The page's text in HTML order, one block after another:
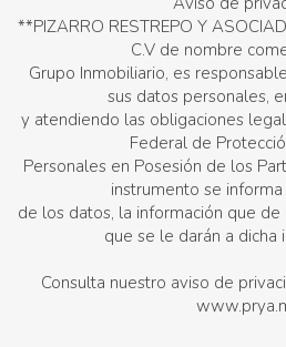
**PIZARRO RESTREPO Y
C.V de nombre
Grupo Inmobiliario, es
sus datos personales,
y atendiendo las obligaciones
Federal de
Personales en Posesión de los
instrumento se
de los datos, la información que
que se le darán a dicha
Consulta nuestro aviso de